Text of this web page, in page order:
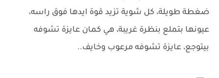
ضغطة طويلة، كل شوية تزيد قوة ايدها فوق راسه،
عيونها بتملع بنظرة غريبة، هي كمان عايزة تشوفه
بيتوجع، عايزة تشوفه مرعوب وخايف..